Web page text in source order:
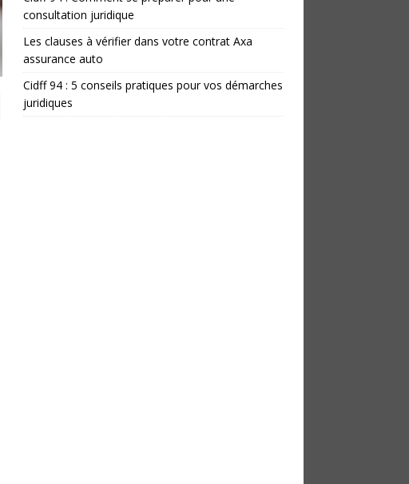
consultation juridique
Les clauses à vérifier dans votre contrat Axa
assurance auto
Cidff 94 : 5 conseils pratiques pour vos démarches
juridiques